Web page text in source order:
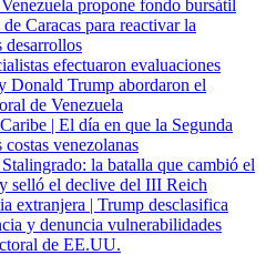
propone fondo bursátil
Caracas para reactivar la
desarrollos
efectuaron evaluaciones
Donald Trump abordaron el
de Venezuela
| El día en que la Segunda
venezolanas
la batalla que cambió el
selló el declive del III Reich
extranjera | Trump desclasifica
y denuncia vulnerabilidades
de EE.UU.